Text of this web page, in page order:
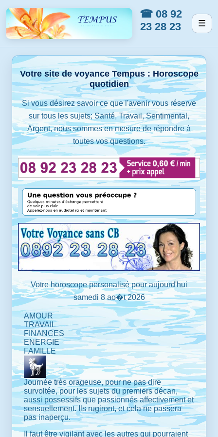
☎ 08 92
23 28 23
☰
Votre site de voyance Tempus : Horoscope
quotidien
Si vous désirez savoir ce que l'avenir vous réserve
sur tous les sujets; Santé, Travail, Sentimental,
Argent, nous sommes en mesure de répondre à
toutes vos questions.
Votre horoscope personalisé pour aujourd'hui
samedi 8 ao�t 2026
AMOUR
TRAVAIL
FINANCES
ENERGIE
FAMILLE
Journée très orageuse, pour ne pas dire
survoltée, pour les sujets du premiers décan,
aussi possessifs que passionnés affectivement et
sensuellement. Ils rugiront, et cela ne passera
pas inaperçu.
Il faut être vigilant avec les autres qui pourraient